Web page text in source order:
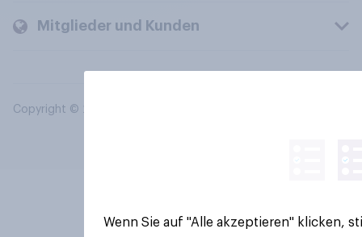
Mitglieder und Kunden
Copyright © 2026 YouGov PLC. Alle Rechte vorbehalten.
Wenn Sie auf "Alle akzeptieren" klicken,